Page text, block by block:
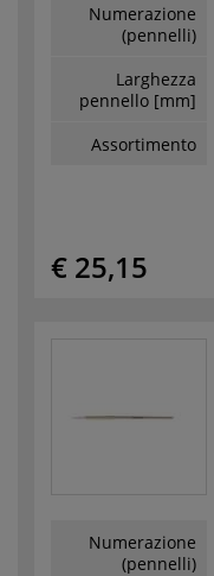
Numerazione
(pennelli)
Larghezza
pennello [mm]
Assortimento
€ 25,15
Numerazione
(pennelli)